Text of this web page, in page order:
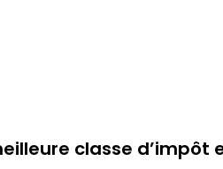
classe d’impôt